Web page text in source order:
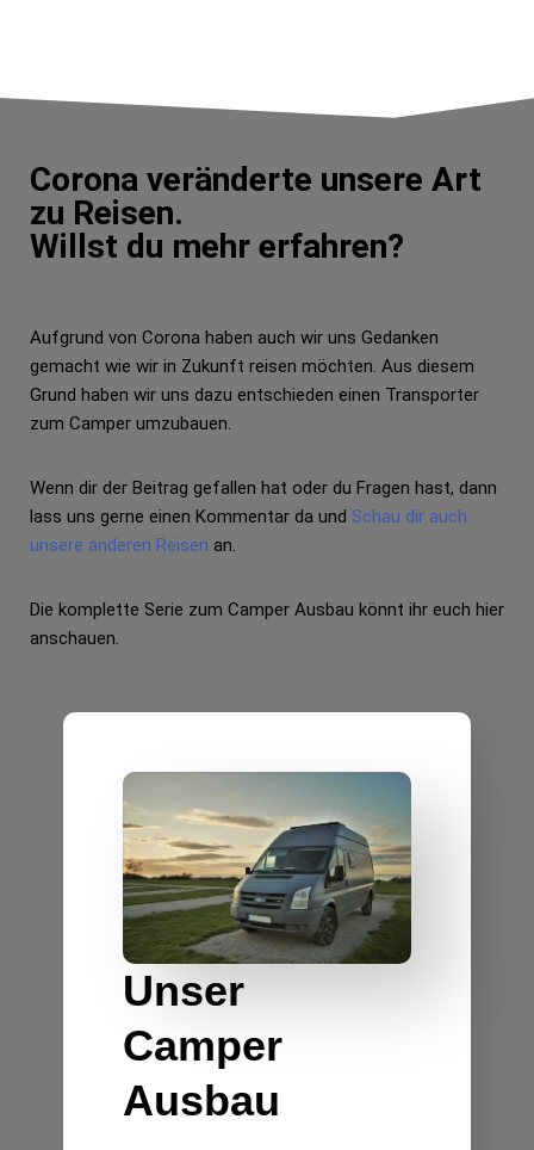
Corona veränderte unsere Art
zu Reisen.
Willst du mehr erfahren?
Aufgrund von Corona haben auch wir uns Gedanken
gemacht wie wir in Zukunft reisen möchten. Aus diesem
Grund haben wir uns dazu entschieden einen Transporter
zum Camper umzubauen.
Wenn dir der Beitrag gefallen hat oder du Fragen hast, dann
lass uns gerne einen Kommentar da und Schau dir auch
unsere anderen Reisen an.
Die komplette Serie zum Camper Ausbau könnt ihr euch hier
anschauen.
Unser
Camper
Ausbau